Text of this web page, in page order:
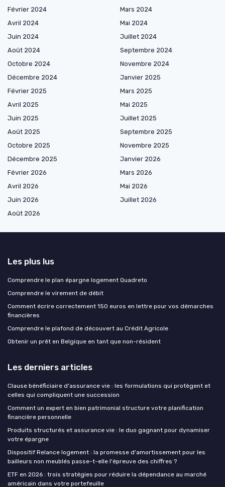
Février 2024
Mars 2024
Avril 2024
Mai 2024
Juin 2024
Juillet 2024
Août 2024
Septembre 2024
Octobre 2024
Novembre 2024
Décembre 2024
Janvier 2025
Février 2025
Mars 2025
Avril 2025
Mai 2025
Juin 2025
Juillet 2025
Août 2025
Septembre 2025
Octobre 2025
Novembre 2025
Décembre 2025
Janvier 2026
Février 2026
Mars 2026
Avril 2026
Mai 2026
Juin 2026
Juillet 2026
Août 2026
Les plus lus
Comprendre le plan épargne logement Quadreto
Comprendre le virement de débit
Comment écrire correctement 150 euros en lettre pour vos démarches
financières
Comprendre le plafond de découvert au Crédit Agricole
Obtenir un prêt en Belgique en tant que non-résident
Les derniers articles
Clause bénéficiaire d'assurance vie : les formulations qui protègent et
celles qui compliquent une succession
Comment un expert en bien patrimonial structure votre planification
financière personnelle
Produits structurés et assurance vie : le duo gagnant pour dynamiser
votre épargne
Dispositif Relance logement : la promesse d'amortissement pour les
bailleurs non meublés passe-t-elle l'épreuve des chiffres ?
ETF en 2026 : trois stratégies pour réduire la dépendance au marché
américain dans votre portefeuille